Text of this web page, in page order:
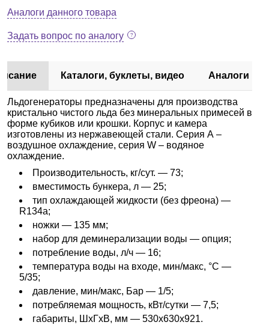
Аналоги данного товара
Задать вопрос по аналогу
Каталоги, буклеты, видео Аналоги
Льдогенераторы предназначены для производства
кристально чистого льда без минеральных примесей в
форме кубиков или крошки. Корпус и камера
изготовлены из нержавеющей стали. Серия А –
воздушное охлаждение, серия W – водяное
охлаждение.
Производительность, кг/сут. — 73;
вместимость бункера, л — 25;
тип охлаждающей жидкости (без фреона) —
R134a;
ножки — 135 мм;
набор для деминерализации воды — опция;
потребление воды, л/ч — 16;
температура воды на входе, мин/макс, °С —
5/35;
давление, мин/макс, Бар — 1/5;
потребляемая мощность, кВт/сутки — 7,5;
габариты, ШхГхВ, мм — 530х630х921.